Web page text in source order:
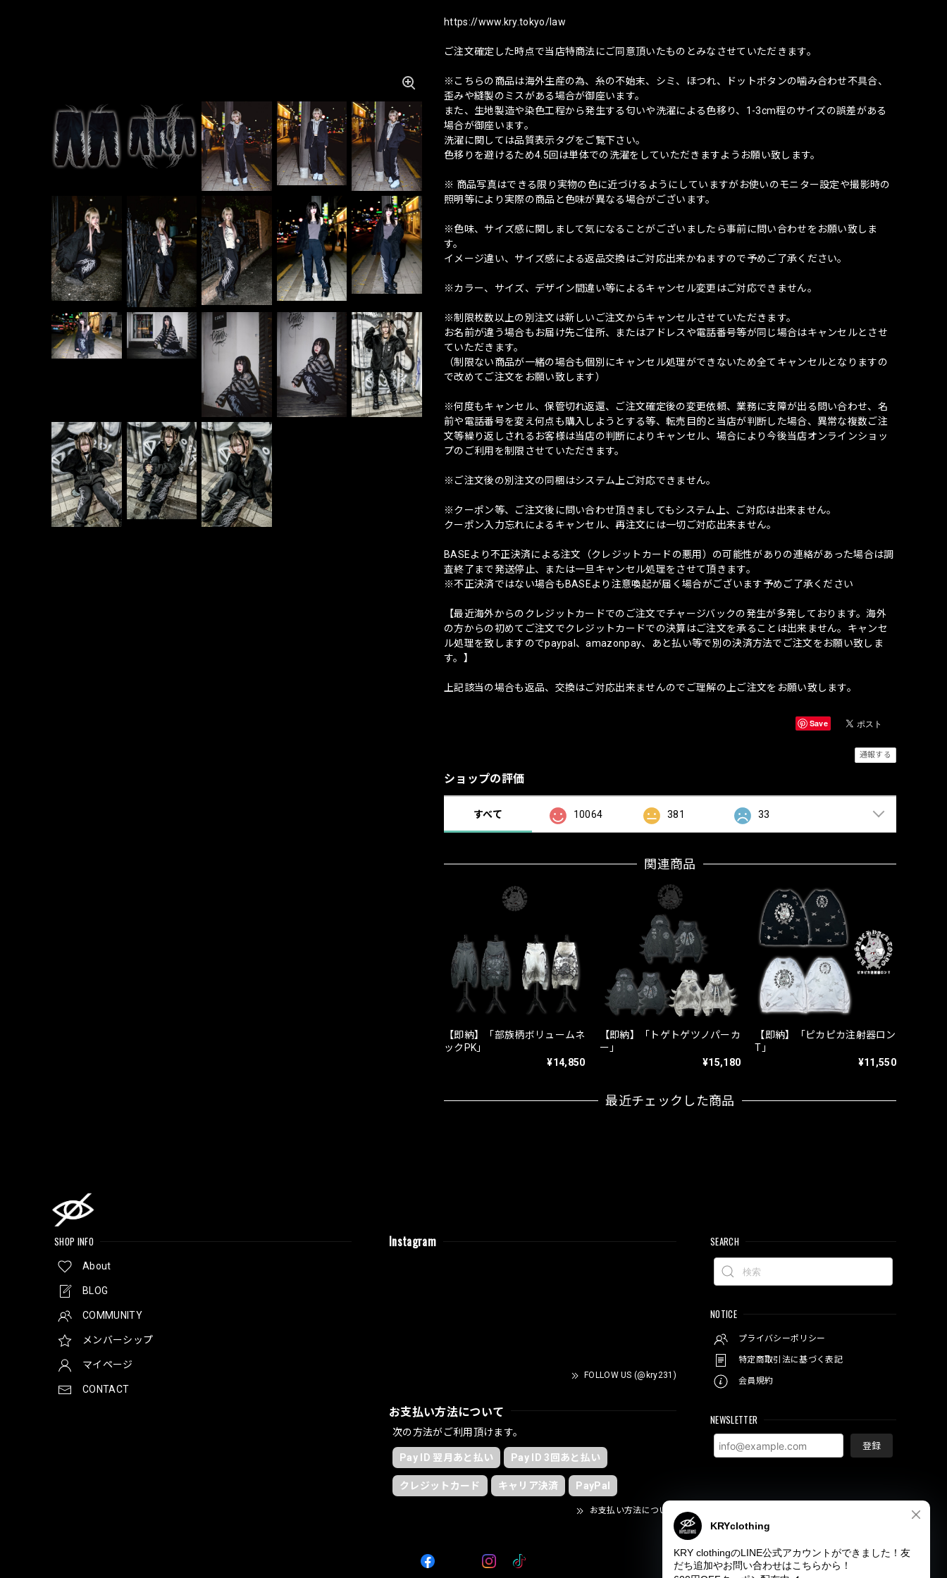
https://www.kry.tokyo/law
ご注文確定した時点で当店特商法にご同意頂いたものとみなさせていただきます。
※こちらの商品は海外生産の為、糸の不始末、シミ、ほつれ、ドットボタンの噛み合わせ不具合、
歪みや縫製のミスがある場合が御座います。
また、生地製造や染色工程から発生する匂いや洗濯による色移り、1-3cm程のサイズの誤差がある
場合が御座います。
洗濯に関しては品質表示タグをご覧下さい。
色移りを避けるため4.5回は単体での洗濯をしていただきますようお願い致します。
※ 商品写真はできる限り実物の色に近づけるようにしていますがお使いのモニター設定や撮影時の
照明等により実際の商品と色味が異なる場合がございます。
※色味、サイズ感に関しまして気になることがございましたら事前に問い合わせをお願い致しま
す。
イメージ違い、サイズ感による返品交換はご対応出来かねますので予めご了承ください。
※カラー、サイズ、デザイン間違い等によるキャンセル変更はご対応できません。
※制限枚数以上の別注文は新しいご注文からキャンセルさせていただきます。
お名前が違う場合もお届け先ご住所、またはアドレスや電話番号等が同じ場合はキャンセルとさせ
ていただきます。
（制限ない商品が一緒の場合も個別にキャンセル処理ができないため全てキャンセルとなりますの
で改めてご注文をお願い致します）
※何度もキャンセル、保管切れ返還、ご注文確定後の変更依頼、業務に支障が出る問い合わせ、名
前や電話番号を変え何点も購入しようとする等、転売目的と当店が判断した場合、異常な複数ご注
文等繰り返しされるお客様は当店の判断によりキャンセル、場合により今後当店オンラインショッ
プのご利用を制限させていただきます。
※ご注文後の別注文の同梱はシステム上ご対応できません。
※クーポン等、ご注文後に問い合わせ頂きましてもシステム上、ご対応は出来ません。
クーポン入力忘れによるキャンセル、再注文には一切ご対応出来ません。
BASEより不正決済による注文（クレジットカードの悪用）の可能性がありの連絡があった場合は調
査終了まで発送停止、または一旦キャンセル処理をさせて頂きます。
※不正決済ではない場合もBASEより注意喚起が届く場合がございます予めご了承ください
【最近海外からのクレジットカードでのご注文でチャージバックの発生が多発しております。海外
の方からの初めてご注文でクレジットカードでの決算はご注文を承ることは出来ません。キャンセ
ル処理を致しますのでpaypal、amazonpay、あと払い等で別の決済方法でご注文をお願い致しま
す。】
上記該当の場合も返品、交換はご対応出来ませんのでご理解の上ご注文をお願い致します。
Save
通報する
ショップの評価
すべて 10064 381 33
関連商品
【即納】「部族柄ボリュームネ
ックPK」
¥14,850
【即納】「トゲトゲツノパーカ
ー」
¥15,180
【即納】「ピカピカ注射器ロン
T」
¥11,550
最近チェックした商品
SHOP INFO
About
BLOG
COMMUNITY
メンバーシップ
マイページ
CONTACT
Instagram
FOLLOW US (@kry231)
お支払い方法について
次の方法がご利用頂けます。
Pay ID 翌月あと払い Pay ID 3回あと払い
クレジットカード キャリア決済 PayPal
お支払い方法について
SEARCH
NOTICE
プライバシーポリシー
特定商取引法に基づく表記
会員規約
NEWSLETTER
登録